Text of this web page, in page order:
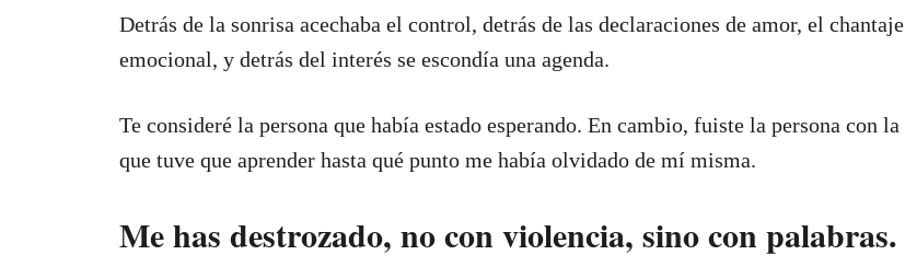
Detrás de la sonrisa acechaba el control, detrás de las declaraciones de amor, el chantaje
emocional, y detrás del interés se escondía una agenda.
Te consideré la persona que había estado esperando. En cambio, fuiste la persona con la
que tuve que aprender hasta qué punto me había olvidado de mí misma.
Me has destrozado, no con violencia, sino con palabras.